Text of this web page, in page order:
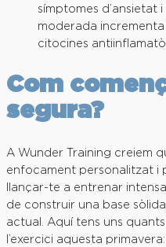
símptomes d’ansietat
moderada
citocines
Com
segura?
A Wunder Training creiem
enfocament personalitzat i
llançar-te a entrenar
de construir una base
actual. Aquí tens uns
l’exercici aquesta primavera: